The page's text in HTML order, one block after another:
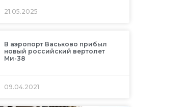
21.05.2025
В аэропорт Васьково прибыл
новый российский вертолет
Ми-38
09.04.2021